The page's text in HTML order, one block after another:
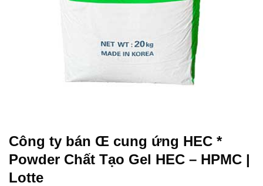
Công ty bán Œ cung ứng HEC *
Powder Chất Tạo Gel HEC – HPMC |
Lotte